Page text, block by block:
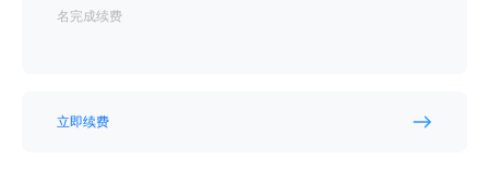
名完成续费
立即续费